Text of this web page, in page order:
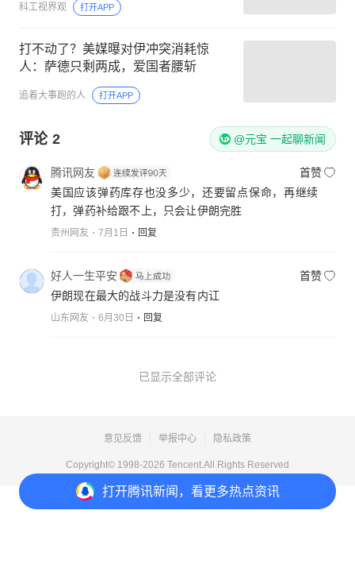
打开腾讯新闻，看更多热点资讯
科工视界观 打开APP
打不动了？美媒曝对伊冲突消耗惊
人：萨德只剩两成，爱国者腰斩
追着大事跑的人 打开APP
评论 2 @元宝 一起聊新闻
腾讯网友
首赞
美国应该弹药库存也没多少，还要留点保命，再继续
打，弹药补给跟不上，只会让伊朗完胜
贵州网友 7月1日 回复
好人一生平安
首赞
伊朗现在最大的战斗力是没有内讧
山东网友 6月30日 回复
已显示全部评论
意见反馈 举报中心 隐私政策
Copyright© 1998-2026 Tencent.All Rights Reserved